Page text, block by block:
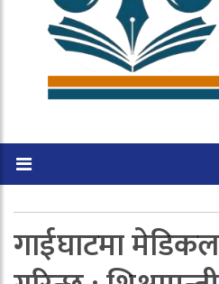
गाईघाटमा